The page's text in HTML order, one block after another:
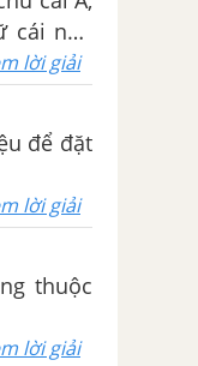
nào
lời giải
để đặt
lời giải
thuộc
lời giải